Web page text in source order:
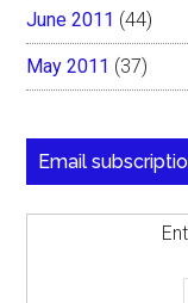
June 2011 (44)
May 2011 (37)
Email